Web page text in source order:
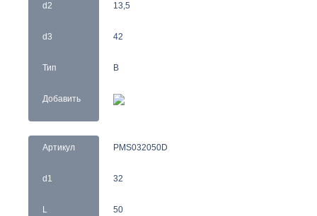
d2
d3
Тип
Добавить
13,5
42
B
Артикул
d1
L
PMS032050D
32
50